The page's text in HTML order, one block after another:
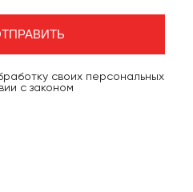
своих персональных
с законом